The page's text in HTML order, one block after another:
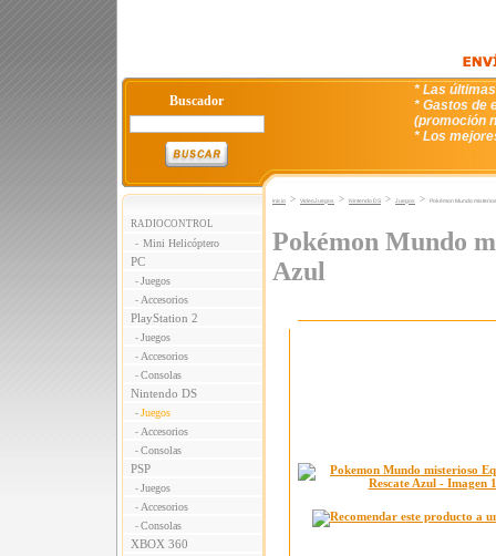
Buscador
* Las
* Gastos de
(promoción
* Los
RADIOCONTROL
- Mini Helicóptero
PC
- Juegos
- Accesorios
PlayStation 2
- Juegos
- Accesorios
- Consolas
Nintendo DS
- Juegos
- Accesorios
- Consolas
PSP
- Juegos
- Accesorios
- Consolas
XBOX 360
Inicio > VideoJuegos > Nintendo DS > Juegos > Pokémon Mundo
Pokémon Mundo
Azul